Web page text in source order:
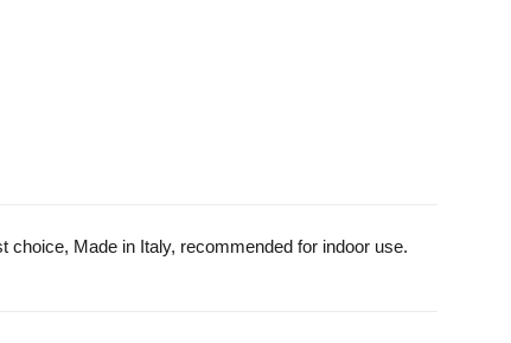
Made in Italy, recommended for indoor use.